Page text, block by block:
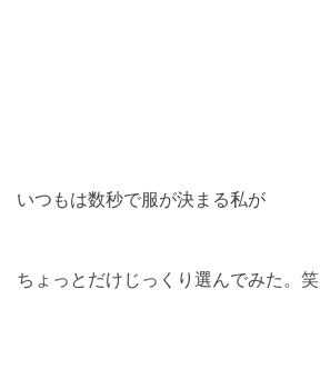
いつもは数秒で服が決まる私が
ちょっとだけじっくり選んでみた。笑